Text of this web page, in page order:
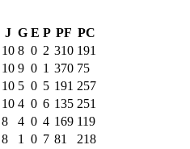
J G E P PF PC
10 8 0 2 310 191
10 9 0 1 370 75
10 5 0 5 191 257
10 4 0 6 135 251
8 4 0 4 169 119
8 1 0 7 81
218